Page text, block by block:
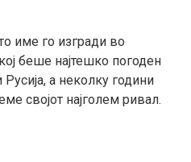
име го изгради во
беше најтешко погоден
а неколку години
својот најголем ривал.